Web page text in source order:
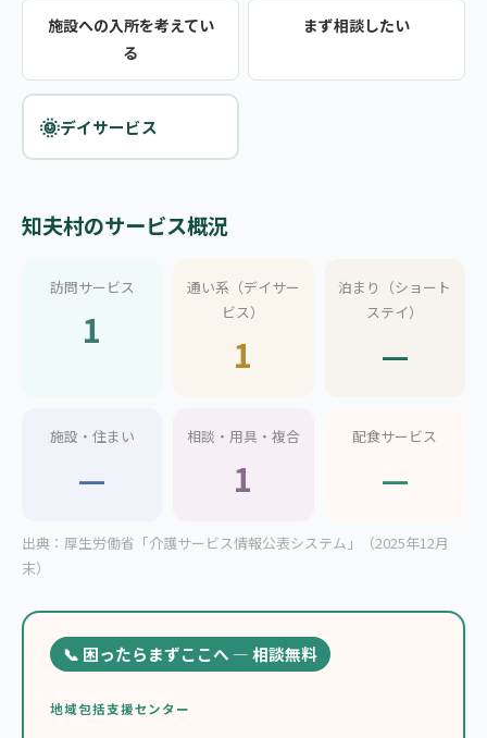
施設への入所を考えてい
る
まず相談したい
🌞デイサービス
知夫村のサービス概況
訪問サービス
1
通い系（デイサー
ビス）
1
泊まり（ショート
ステイ）
—
施設・住まい
—
相談・用具・複合
1
配食サービス
—
出典：厚生労働省「介護サービス情報公表システム」（2025年12月
末）
📞 困ったらまずここへ — 相談無料
地域包括支援センター